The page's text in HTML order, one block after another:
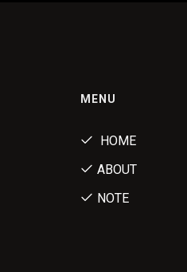
MENU
HOME
ABOUT
NOTE